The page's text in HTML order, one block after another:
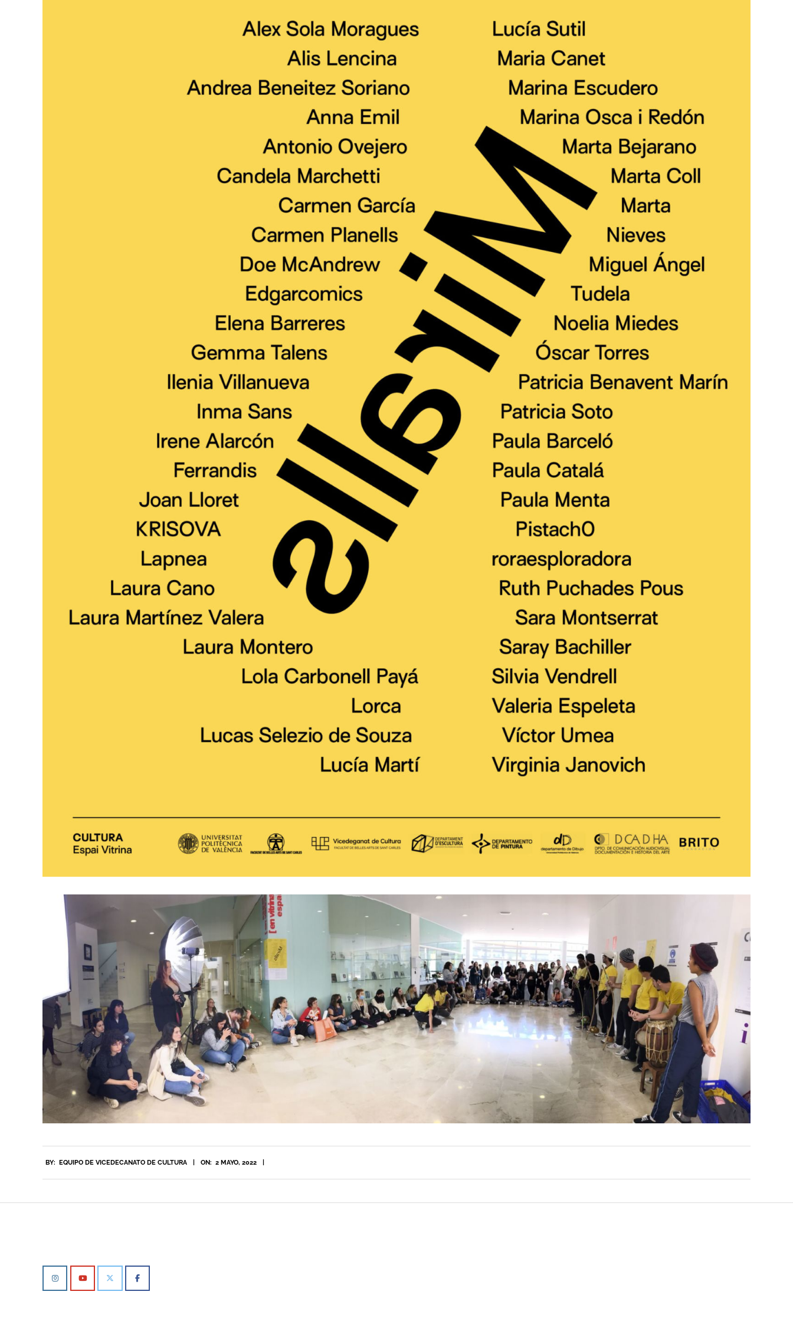
05-
02
BY: EQUIPO DE VICEDECANATO DE CULTURA ON: 2 MAYO, 2022